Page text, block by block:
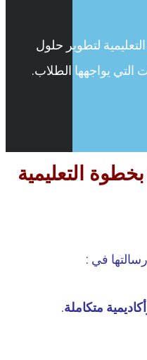
لتطوير حلول
التي يواجهها الطلاب.
التعليمية
في :
متكاملة.